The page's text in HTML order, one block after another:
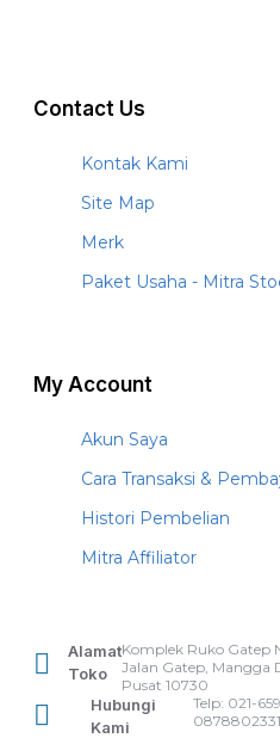
Contact Us
Kontak Kami
Site Map
Merk
Paket Usaha - Mitra
My Account
Akun Saya
Cara Transaksi &
Histori Pembelian
Mitra Affiliator
Alamat
Toko
Komplek Ruko Gatep
Jalan Gatep, Mangga
Pusat 10730
Hubungi
Kami
Telp: 021-